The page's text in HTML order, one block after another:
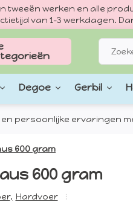
tweeën werken en alle
van 1–3 werkdagen.
Degoe Gerbil
en persoonlijke ervaringen
600 gram
600 gram
, Hardvoer